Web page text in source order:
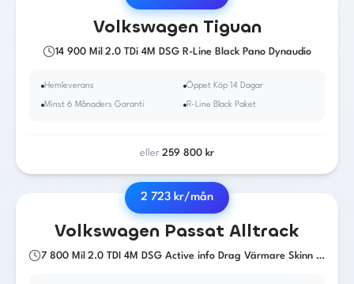
Volkswagen Tiguan
14 900 Mil 2.0 TDi 4M DSG R-Line Black Pano Dynaudio
Hemleverans Öppet Köp 14 Dagar
Minst 6 Månaders Garanti R-Line Black Paket
eller 259 800 kr
2 723 kr/mån
Volkswagen Passat Alltrack
7 800 Mil 2.0 TDI 4M DSG Active info Drag Värmare Skinn 190hk